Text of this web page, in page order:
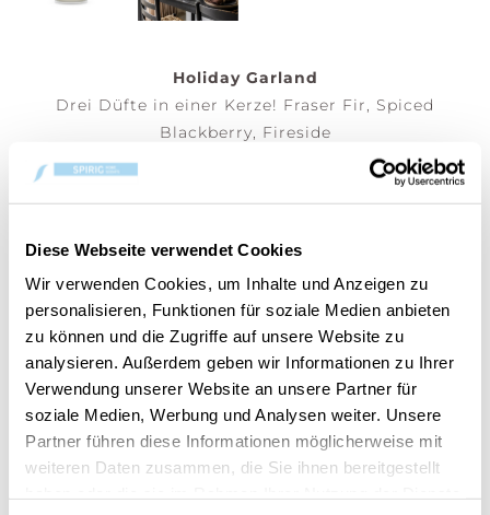
Diese Webseite verwendet Cookies
Wir verwenden Cookies, um Inhalte und Anzeigen zu
personalisieren, Funktionen für soziale Medien anbieten
zu können und die Zugriffe auf unsere Website zu
analysieren. Außerdem geben wir Informationen zu Ihrer
Verwendung unserer Website an unsere Partner für
soziale Medien, Werbung und Analysen weiter. Unsere
Partner führen diese Informationen möglicherweise mit
weiteren Daten zusammen, die Sie ihnen bereitgestellt
Holiday Garland
Drei Düfte in einer Kerze! Fraser Fir, Spiced
Blackberry, Fireside
Duftkombinationen ergeben jeweils ein
einzigartiges Erlebnis, wenn die Schichten
DEM WARENKORB HINZUFÜGEN
Artikelnummer: 10.92273.0000-1